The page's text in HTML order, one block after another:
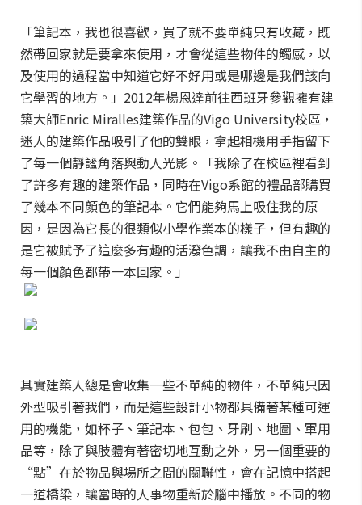
「筆記本，我也很喜歡，買了就不要單純只有收藏，既
然帶回家就是要拿來使用，才會從這些物件的觸感，以
及使用的過程當中知道它好不好用或是哪邊是我們該向
它學習的地方。」2012年楊恩達前往西班牙參觀擁有建
築大師Enric Miralles建築作品的Vigo University校區，
迷人的建築作品吸引了他的雙眼，拿起相機用手指留下
了每一個靜謐角落與動人光影。「我除了在校區裡看到
了許多有趣的建築作品，同時在Vigo系館的禮品部購買
了幾本不同顏色的筆記本。它們能夠馬上吸住我的原
因，是因為它長的很類似小學作業本的樣子，但有趣的
是它被賦予了這麼多有趣的活潑色調，讓我不由自主的
每一個顏色都帶一本回家。」
其實建築人總是會收集一些不單純的物件，不單純只因
外型吸引著我們，而是這些設計小物都具備著某種可運
用的機能，如杯子、筆記本、包包、牙刷、地圖、軍用
品等，除了與肢體有著密切地互動之外，另一個重要的
“點”在於物品與場所之間的關聯性，會在記憶中搭起
一道橋梁，讓當時的人事物重新於腦中播放。不同的物